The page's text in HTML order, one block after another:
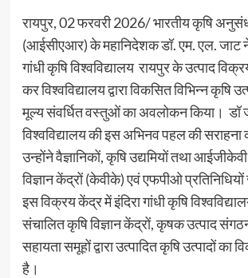
रायपुर, 02 फरवरी 2026/ भारतीय कृषि
(आईसीएआर) के महानिदेशक डॉ. एम. एल. जाट
गांधी कृषि विश्वविद्यालय रायपुर के उत्पाद
कर विश्वविद्यालय द्वारा विकसित विभिन्न कृषि
मूल्य संवर्धित वस्तुओं का अवलोकन किया। डॉ
विश्वविद्यालय की इस अभिनव पहल की
उन्होंने वैज्ञानिकों, कृषि उद्यमियों तथा
विज्ञान केंद्रों (केवीके) एवं एफपीओ
इस विक्रय केंद्र में इंदिरा गांधी कृषि
संचालित कृषि विज्ञान केंद्रों, कृषक उत्पाद
सहायता समूहों द्वारा उत्पादित कृषि उत्पादों का
है।